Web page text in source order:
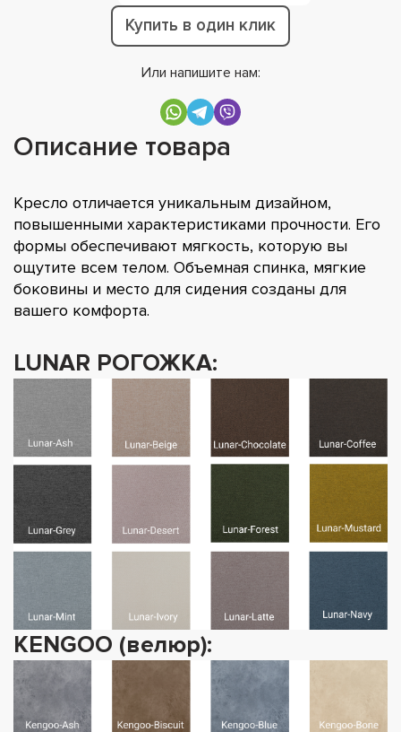
Купить в один клик
Или напишите нам:
Описание товара
Кресло отличается уникальным дизайном,
повышенными характеристиками прочности. Его
формы обеспечивают мягкость, которую вы
ощутите всем телом. Объемная спинка, мягкие
боковины и место для сидения созданы для
вашего комфорта.
LUNAR РОГОЖКА:
KENGOO (велюр):